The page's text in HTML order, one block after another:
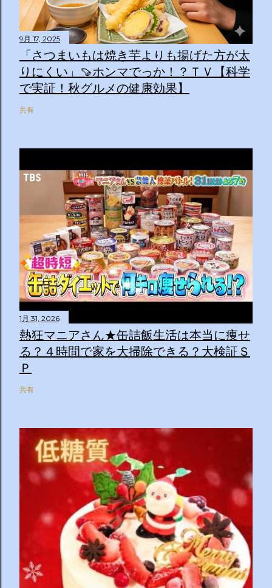
9月 17, 2025
「さつまいもは焼き芋よりも揚げた方が太
りにくい」🍠ホンマでっか！？ＴＶ【科学
で実証！秋グルメの健康効果】
共有
1月 31, 2026
熱狂マニアさん★缶詰飯生活は本当に痩せ
る？４時間で家を大掃除できる？大検証Ｓ
Ｐ
共有